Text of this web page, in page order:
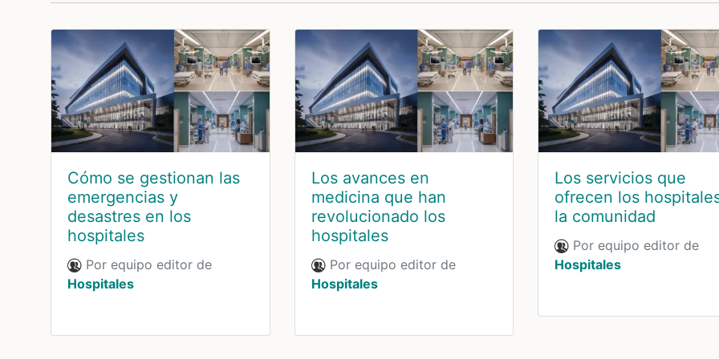
Cómo se gestionan las
emergencias y
desastres en los
hospitales
Por equipo editor de
Hospitales
Los avances en
medicina que han
revolucionado los
hospitales
Por equipo editor de
Hospitales
Los servicios que
ofrecen los
la comunidad
Por equipo editor de
Hospitales